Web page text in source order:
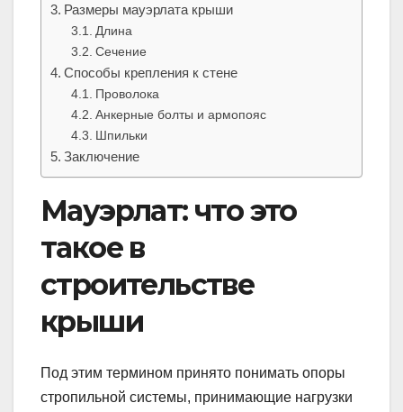
Размеры мауэрлата крыши
Длина
Сечение
Способы крепления к стене
Проволока
Анкерные болты и армопояс
Шпильки
Заключение
Мауэрлат: что это
такое в
строительстве
крыши
Под этим термином принято понимать опоры
стропильной системы, принимающие нагрузки